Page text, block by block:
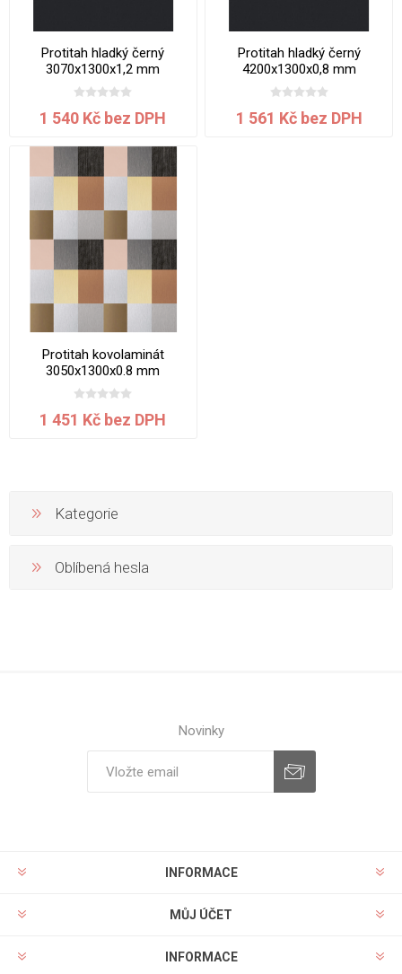
Protitah hladký černý
3070x1300x1,2 mm
1 540 Kč bez DPH
Protitah hladký černý
4200x1300x0,8 mm
1 561 Kč bez DPH
Protitah kovolaminát
3050x1300x0.8 mm
1 451 Kč bez DPH
Kategorie
Oblíbená hesla
Novinky
INFORMACE
MŮJ ÚČET
INFORMACE